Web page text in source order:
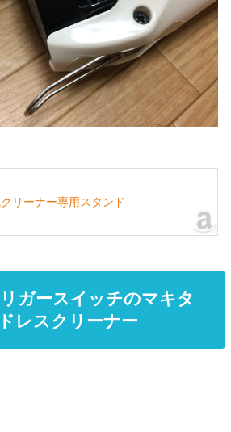
リーナー専用スタンド
ガースイッチのマキタ
レスクリーナー